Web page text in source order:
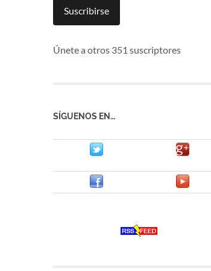
mailSuscribirse
Únete a otros 351 suscriptores
SÍGUENOS EN…